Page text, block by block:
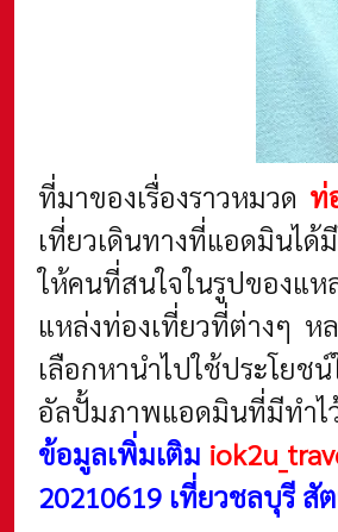
ที่มาของเรื่องราวหมวด ท่
เที่ยวเดินทางที่แอดมินไ
ให้คนที่สนใจในรูปของแ
แหล่งท่องเที่ยวที่ต่างๆ ห
เลือกหานำไปใช้ประโย
อัลปั้มภาพแอดมินที่มีทำไ
ข้อมูลเพิ่มเติม
20210619 เที่ยวชลบุรี สั